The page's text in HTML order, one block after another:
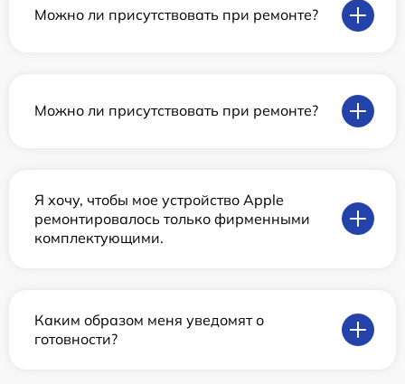
Можно ли присутствовать при ремонте?
Можно ли присутствовать при ремонте?
Я хочу, чтобы мое устройство Apple
ремонтировалось только фирменными
комплектующими.
Каким образом меня уведомят о
готовности?